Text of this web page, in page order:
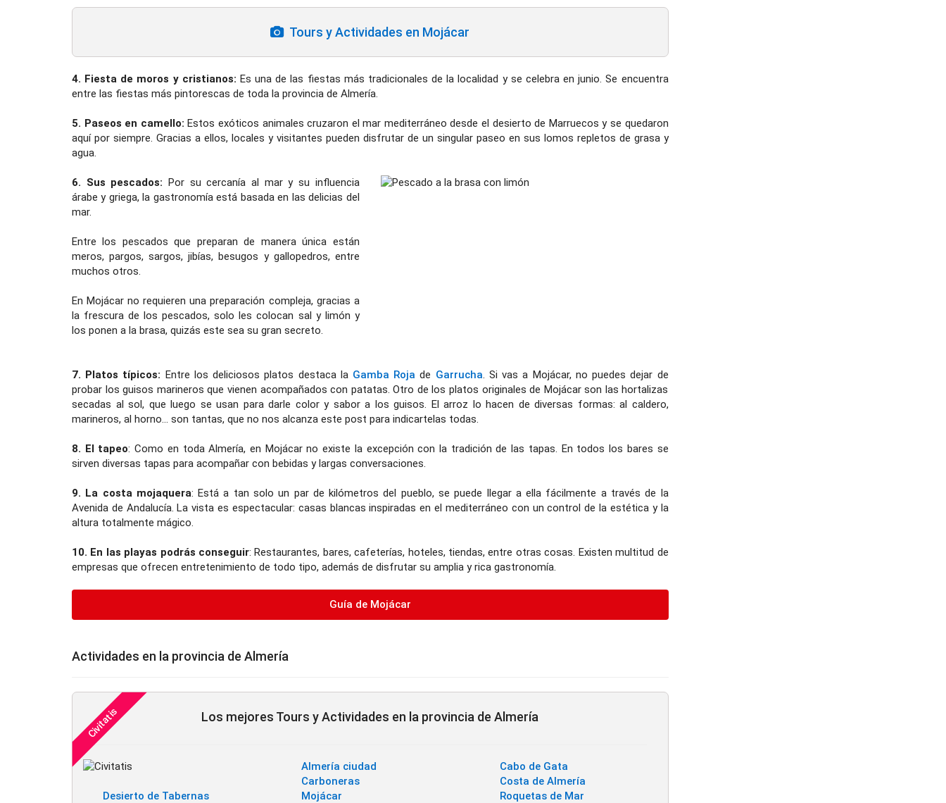
Tours y Actividades en Mojácar
4. Fiesta de moros y cristianos: Es una de las fiestas más tradicionales de la localidad y se celebra en junio. Se encuentra
entre las fiestas más pintorescas de toda la provincia de Almería.
5. Paseos en camello:Estos exóticos animales cruzaron el mar mediterráneo desde el desierto de Marruecos y se quedaron
aquí por siempre. Gracias a ellos, locales y visitantes pueden disfrutar de un singular paseo en sus lomos repletos de grasa y
agua.
6. Sus pescados: Por su cercanía al mar y su influencia
árabe y griega, la gastronomía está basada en las delicias del
mar.
Entre los pescados que preparan de manera única están
meros, pargos, sargos, jibías, besugos y gallopedros, entre
muchos otros.
En Mojácar no requieren una preparación compleja, gracias a
la frescura de los pescados, solo les colocan sal y limón y
los ponen a la brasa, quizás este sea su gran secreto.
7. Platos típicos: Entre los deliciosos platos destaca la Gamba Roja de Garrucha. Si vas a Mojácar, no puedes dejar de
probar los guisos marineros que vienen acompañados con patatas. Otro de los platos originales de Mojácar son las hortalizas
secadas al sol, que luego se usan para darle color y sabor a los guisos. El arroz lo hacen de diversas formas: al caldero,
marineros, al horno... son tantas, que no nos alcanza este post para indicartelas todas.
8. El tapeo: Como en toda Almería, en Mojácar no existe la excepción con la tradición de las tapas. En todos los bares se
sirven diversas tapas para acompañar con bebidas y largas conversaciones.
9. La costa mojaquera: Está a tan solo un par de kilómetros del pueblo, se puede llegar a ella fácilmente a través de la
Avenida de Andalucía. La vista es espectacular: casas blancas inspiradas en el mediterráneo con un control de la estética y la
altura totalmente mágico.
10. En las playas podrás conseguir: Restaurantes, bares, cafeterías, hoteles, tiendas, entre otras cosas. Existen multitud de
empresas que ofrecen entretenimiento de todo tipo, además de disfrutar su amplia y rica gastronomía.
Guía de Mojácar
Actividades en la provincia de Almería
Los mejores Tours y Actividades en la provincia de Almería
Almería ciudad
Cabo de Gata
Carboneras
Costa de Almería
Desierto de Tabernas
Mojácar
Roquetas de Mar